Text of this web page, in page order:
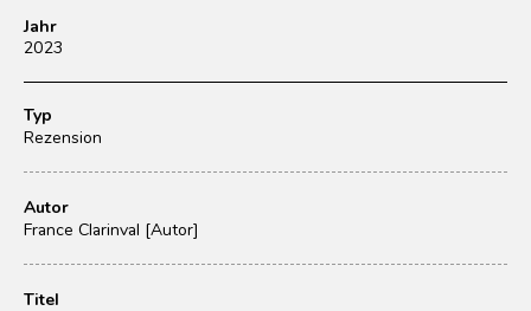
Jahr
2023
Typ
Rezension
Autor
France Clarinval [Autor]
Titel